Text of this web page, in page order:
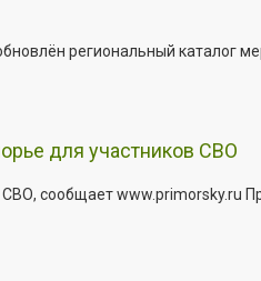
региональный каталог
для участников СВО
сообщает www.primorsky.ru